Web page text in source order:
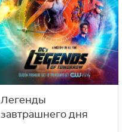
Легенды
завтрашнего дня